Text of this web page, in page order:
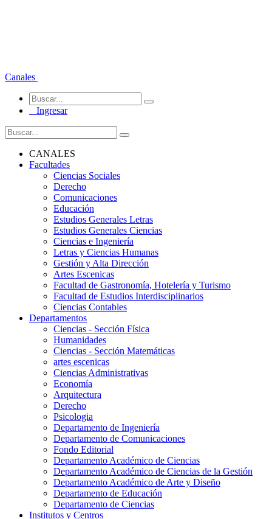
Canales
Ingresar
CANALES
Facultades
Ciencias Sociales
Derecho
Comunicaciones
Educación
Estudios Generales Letras
Estudios Generales Ciencias
Ciencias e Ingeniería
Letras y Ciencias Humanas
Gestión y Alta Dirección
Artes Escenicas
Facultad de Gastronomía, Hotelería y Turismo
Facultad de Estudios Interdisciplinarios
Ciencias Contables
Departamentos
Ciencias - Sección Física
Humanidades
Ciencias - Sección Matemáticas
artes escenicas
Ciencias Administrativas
Economía
Arquitectura
Derecho
Psicologia
Departamento de Ingeniería
Departamento de Comunicaciones
Fondo Editorial
Departamento Académico de Ciencias
Departamento Académico de Ciencias de la Gestión
Departamento Académico de Arte y Diseño
Departamento de Educación
Departamento de Ciencias
Institutos y Centros